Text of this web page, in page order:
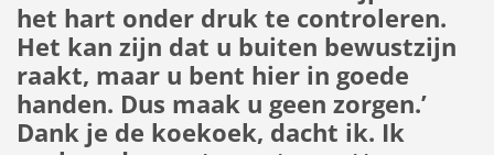
het hart onder druk te controleren.
Het kan zijn dat u buiten bewustzijn
raakt, maar u bent hier in goede
handen. Dus maak u geen zorgen.’
Dank je de koekoek, dacht ik. Ik